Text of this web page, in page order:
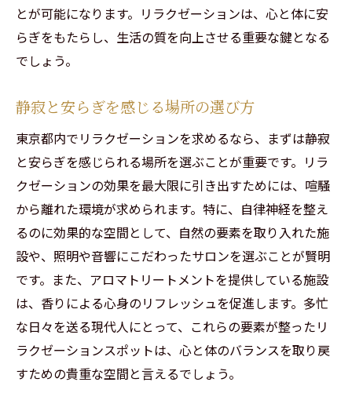
とが可能になります。リラクゼーションは、心と体に安
らぎをもたらし、生活の質を向上させる重要な鍵となる
でしょう。
静寂と安らぎを感じる場所の選び方
東京都内でリラクゼーションを求めるなら、まずは静寂
と安らぎを感じられる場所を選ぶことが重要です。リラ
クゼーションの効果を最大限に引き出すためには、喧騒
から離れた環境が求められます。特に、自律神経を整え
るのに効果的な空間として、自然の要素を取り入れた施
設や、照明や音響にこだわったサロンを選ぶことが賢明
です。また、アロマトリートメントを提供している施設
は、香りによる心身のリフレッシュを促進します。多忙
な日々を送る現代人にとって、これらの要素が整ったリ
ラクゼーションスポットは、心と体のバランスを取り戻
すための貴重な空間と言えるでしょう。